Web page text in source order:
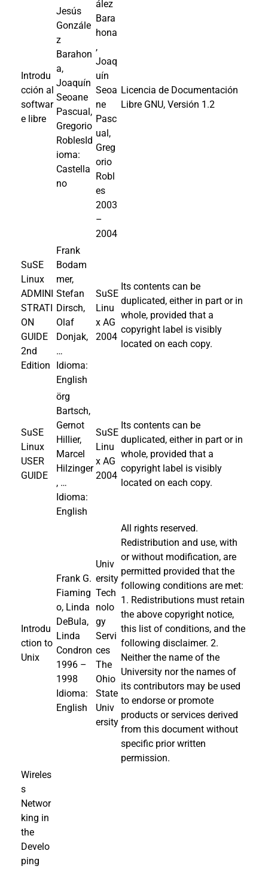
Introdu
cción al
softwar
e libre
Jesús
Gonzále
z
Barahon
a,
Joaquín
Seoane
Pascual,
Gregorio
RoblesId
ioma:
Castella
no
ález
Bara
hona
,
Joaq
uín
Seoa
ne
Pasc
ual,
Greg
orio
Robl
es
2003
–
2004
Licencia de Documentación
Libre GNU, Versión 1.2
SuSE
Linux
ADMINI
STRATI
ON
GUIDE
2nd
Edition
Frank
Bodam
mer,
Stefan
Dirsch,
Olaf
Donjak,
…
Idioma:
English
SuSE
Linu
x AG
2004
Its contents can be
duplicated, either in part or in
whole, provided that a
copyright label is visibly
located on each copy.
SuSE
Linux
USER
GUIDE
örg
Bartsch,
Gernot
Hillier,
Marcel
Hilzinger
, …
Idioma:
English
SuSE
Linu
x AG
2004
Its contents can be
duplicated, either in part or in
whole, provided that a
copyright label is visibly
located on each copy.
Introdu
ction to
Unix
Frank G.
Fiaming
o, Linda
DeBula,
Linda
Condron
1996 –
1998
Idioma:
English
Univ
ersity
Tech
nolo
gy
Servi
ces
The
Ohio
State
Univ
ersity
All rights reserved.
Redistribution and use, with
or without modification, are
permitted provided that the
following conditions are met:
1. Redistributions must retain
the above copyright notice,
this list of conditions, and the
following disclaimer. 2.
Neither the name of the
University nor the names of
its contributors may be used
to endorse or promote
products or services derived
from this document without
specific prior written
permission.
Wireles
s
Networ
king in
the
Develo
ping